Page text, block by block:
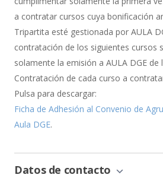
a contratar cursos cuya bonificación
Tripartita esté gestionada por AULA
contratación de los siguientes cursos
solamente la emisión a AULA DGE de
Contratación de cada curso a
Pulsa para descargar:
Ficha de Adhesión al Convenio de
Aula DGE.
Datos de contacto